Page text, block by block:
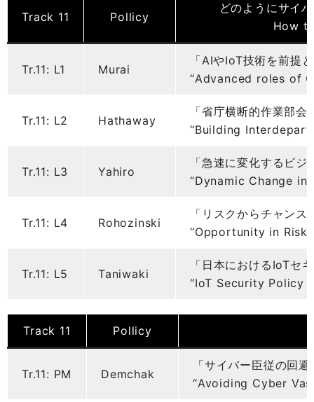
Track 11 Pollicy
どのようにサイ
How
Tr.11: L1 Murai
「AIやIoT技術を前提
“Advanced roles of
Tr.11: L2 Hathaway
「省庁横断的作業部会
“Building
Tr.11: L3 Yahiro
「急速に変化するビ
“Dynamic Change
Tr.11: L4 Rohozinski
「リスクからチャンス
“Opportunity in Risk”
Tr.11: L5 Taniwaki
「日本におけるIoTセ
“IoT Security Policy
Track 11 Pollicy
Tr.11: PM Demchak
「サイバー臣従の回
“Avoiding Cyber